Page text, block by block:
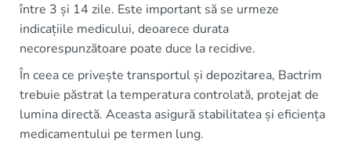
între 3 și 14 zile. Este important să se urmeze
indicațiile medicului, deoarece durata
necorespunzătoare poate duce la recidive.
În ceea ce privește transportul și depozitarea, Bactrim
trebuie păstrat la temperatura controlată, protejat de
lumina directă. Aceasta asigură stabilitatea și eficiența
medicamentului pe termen lung.